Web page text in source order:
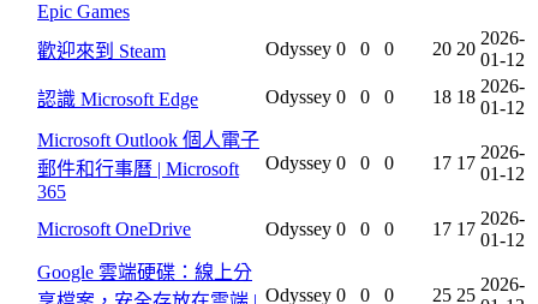
Epic Games
歡迎來到 Steam Odyssey 0 0 0 20 20
2026-
01-12
認識 Microsoft Edge
Odyssey 0 0 0 18 18
2026-
01-12
Microsoft Outlook 個人電子
郵件和行事曆 | Microsoft
365
Odyssey 0 0 0 17 17
2026-
01-12
Microsoft OneDrive Odyssey 0 0 0 17 17
2026-
01-12
Google 雲端硬碟：線上分
Odyssey 0 0 0 25 25
2026-